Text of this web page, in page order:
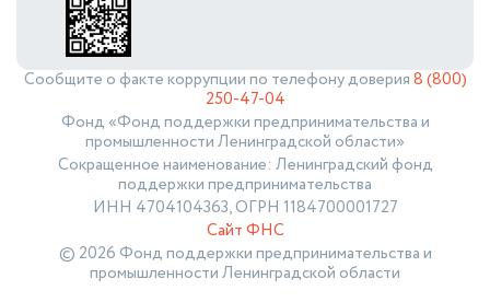
Сообщите о факте коррупции по телефону доверия8 (800)
250-47-04
Фонд «Фонд поддержки предпринимательства и
промышленности Ленинградской области»
Сокращенное наименование: Ленинградский фонд
поддержки предпринимательства
ИНН 4704104363, ОГРН 1184700001727
Сайт ФНС
© 2026 Фонд поддержки предпринимательства и
промышленности Ленинградской области